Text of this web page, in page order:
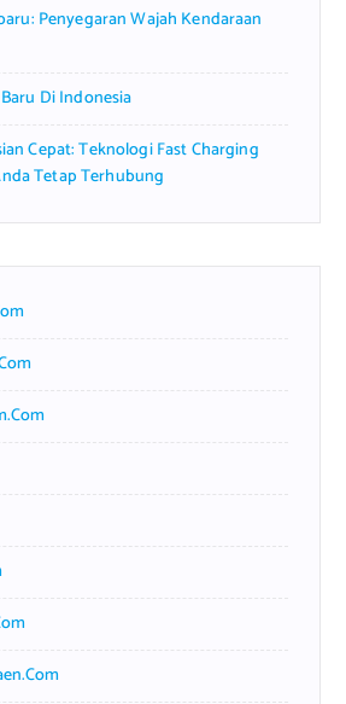
Penyegaran Wajah Kendaraan
Di Indonesia
Cepat: Teknologi Fast Charging
Tetap Terhubung